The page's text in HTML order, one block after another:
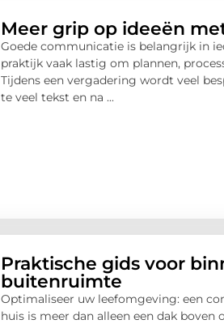
Meer grip op ideeën
Goede communicatie is belangrijk in
praktijk vaak lastig om plannen,
Tijdens een vergadering wordt veel
te veel tekst en na ...
Praktische gids voor
buitenruimte
Optimaliseer uw leefomgeving: een
huis is meer dan alleen een dak